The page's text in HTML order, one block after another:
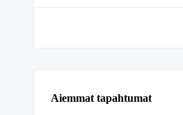
Aiemmat tapahtumat